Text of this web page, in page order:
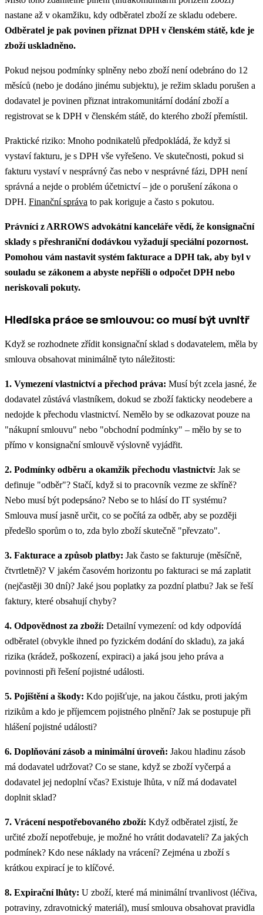
nastane až v okamžiku, kdy odběratel zboží ze skladu odebere.
Odběratel je pak povinen přiznat DPH v členském státě, kde je
zboží uskladněno.
Pokud nejsou podmínky splněny nebo zboží není odebráno do 12
měsíců (nebo je dodáno jinému subjektu), je režim skladu porušen a
dodavatel je povinen přiznat intrakomunitární dodání zboží a
registrovat se k DPH v členském státě, do kterého zboží přemístil.
Praktické riziko: Mnoho podnikatelů předpokládá, že když si
vystaví fakturu, je s DPH vše vyřešeno. Ve skutečnosti, pokud si
fakturu vystaví v nesprávný čas nebo v nesprávné fázi, DPH není
správná a nejde o problém účetnictví – jde o porušení zákona o
DPH. Finanční správa to pak koriguje a často s pokutou.
Právníci z ARROWS advokátní kanceláře vědí, že konsignační
sklady s přeshraniční dodávkou vyžadují speciální pozornost.
Pomohou vám nastavit systém fakturace a DPH tak, aby byl v
souladu se zákonem a abyste nepřišli o odpočet DPH nebo
neriskovali pokuty.
Hlediska práce se smlouvou: co musí být uvnitř
Když se rozhodnete zřídit konsignační sklad s dodavatelem, měla by
smlouva obsahovat minimálně tyto náležitosti:
1. Vymezení vlastnictví a přechod práva: Musí být zcela jasné, že
dodavatel zůstává vlastníkem, dokud se zboží fakticky neodebere a
nedojde k přechodu vlastnictví. Nemělo by se odkazovat pouze na
"nákupní smlouvu" nebo "obchodní podmínky" – mělo by se to
přímo v konsignační smlouvě výslovně vyjádřit.
2. Podmínky odběru a okamžik přechodu vlastnictví: Jak se
definuje "odběr"? Stačí, když si to pracovník vezme ze skříně?
Nebo musí být podepsáno? Nebo se to hlásí do IT systému?
Smlouva musí jasně určit, co se počítá za odběr, aby se později
předešlo sporům o to, zda bylo zboží skutečně "převzato".
3. Fakturace a způsob platby: Jak často se fakturuje (měsíčně,
čtvrtletně)? V jakém časovém horizontu po fakturaci se má zaplatit
(nejčastěji 30 dní)? Jaké jsou poplatky za pozdní platbu? Jak se řeší
faktury, které obsahují chyby?
4. Odpovědnost za zboží: Detailní vymezení: od kdy odpovídá
odběratel (obvykle ihned po fyzickém dodání do skladu), za jaká
rizika (krádež, poškození, expiraci) a jaká jsou jeho práva a
povinnosti při řešení pojistné události.
5. Pojištění a škody: Kdo pojišťuje, na jakou částku, proti jakým
rizikům a kdo je příjemcem pojistného plnění? Jak se postupuje při
hlášení pojistné události?
6. Doplňování zásob a minimální úroveň: Jakou hladinu zásob
má dodavatel udržovat? Co se stane, když se zboží vyčerpá a
dodavatel jej nedoplní včas? Existuje lhůta, v níž má dodavatel
doplnit sklad?
7. Vrácení nespotřebovaného zboží: Když odběratel zjistí, že
určité zboží nepotřebuje, je možné ho vrátit dodavateli? Za jakých
podmínek? Kdo nese náklady na vrácení? Zejména u zboží s
krátkou expirací je to klíčové.
8. Expirační lhůty: U zboží, které má minimální trvanlivost (léčiva,
potraviny, zdravotnický materiál), musí smlouva obsahovat pravidla